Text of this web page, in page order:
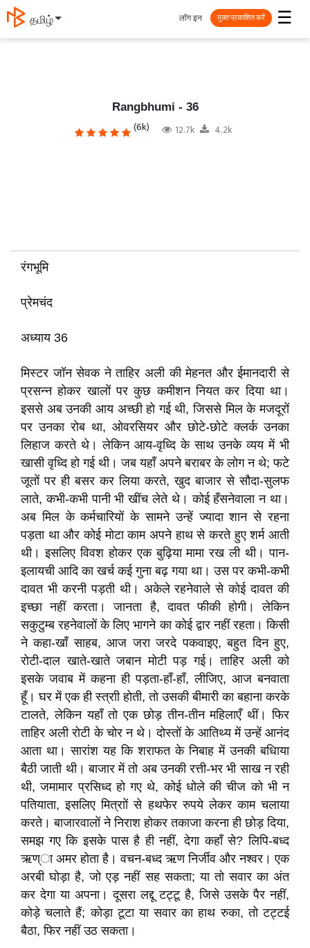
தமிழ் ☰
लॉग इन मुक्त प्रकाशित करें
Rangbhumi - 36
(6k) 12.7k 4.2k
रंगभूमि
प्रेमचंद
अध्याय 36
मिस्टर जॉन सेवक ने ताहिर अली की मेहनत और ईमानदारी से
प्रसन्न होकर खालों पर कुछ कमीशन नियत कर दिया था।
इससे अब उनकी आय अच्छी हो गई थी, जिससे मिल के मजदूरों
पर उनका रोब था, ओवरसियर और छोटे-छोटे क्लर्क उनका
लिहाज करते थे। लेकिन आय-वृध्दि के साथ उनके व्यय में भी
खासी वृध्दि हो गई थी। जब यहाँ अपने बराबर के लोग न थे; फटे
जूतों पर ही बसर कर लिया करते, खुद बाजार से सौदा-सुलफ
लाते, कभी-कभी पानी भी खींच लेते थे। कोई हँसनेवाला न था।
अब मिल के कर्मचारियों के सामने उन्हें ज्यादा शान से रहना
पड़ता था और कोई मोटा काम अपने हाथ से करते हुए शर्म आती
थी। इसलिए विवश होकर एक बुढ़िया मामा रख ली थी। पान-
इलायची आदि का खर्च कई गुना बढ़ गया था। उस पर कभी-कभी
दावत भी करनी पड़ती थी। अकेले रहनेवाले से कोई दावत की
इच्छा नहीं करता। जानता है, दावत फीकी होगी। लेकिन
सकुटुम्ब रहनेवालों के लिए भागने का कोई द्वार नहीं रहता। किसी
ने कहा-खाँ साहब, आज जरा जरदे पकवाइए, बहुत दिन हुए,
रोटी-दाल खाते-खाते जबान मोटी पड़ गई। ताहिर अली को
इसके जवाब में कहना ही पड़ता-हाँ-हाँ, लीजिए, आज बनवाता
हूँ। घर में एक ही स्त्राी होती, तो उसकी बीमारी का बहाना करके
टालते, लेकिन यहाँ तो एक छोड़ तीन-तीन महिलाएँ थीं। फिर
ताहिर अली रोटी के चोर न थे। दोस्तों के आतिथ्य में उन्हें आनंद
आता था। सारांश यह कि शराफत के निबाह में उनकी बधिाया
बैठी जाती थी। बाजार में तो अब उनकी रत्ती-भर भी साख न रही
थी, जमामार प्रसिध्द हो गए थे, कोई धोले की चीज को भी न
पतियाता, इसलिए मित्राों से हथफेर रुपये लेकर काम चलाया
करते। बाजारवालों ने निराश होकर तकाजा करना ही छोड़ दिया,
समझ गए कि इसके पास है ही नहीं, देगा कहाँ से? लिपि-बध्द
ऋण्ा अमर होता है। वचन-बध्द ऋण निर्जीव और नश्वर। एक
अरबी घोड़ा है, जो एड़ नहीं सह सकता; या तो सवार का अंत
कर देगा या अपना। दूसरा लद्दू टट्टू है, जिसे उसके पैर नहीं,
कोड़े चलाते हैं; कोड़ा टूटा या सवार का हाथ रुका, तो टट्टई
बैठा, फिर नहीं उठ सकता।